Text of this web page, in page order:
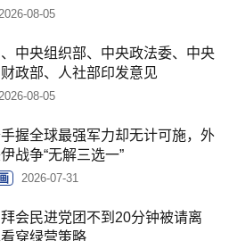
08-05
中央组织部、中央政法委、中央
政部、人社部印发意见
08-05
握全球最强军力却无计可施，外
战争“无解三选一”
2026-07-31
会民进党团不到20分钟被请离
穿绿营策略